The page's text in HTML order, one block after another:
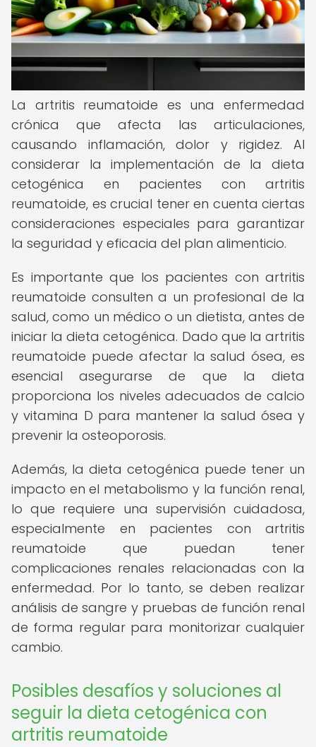
La artritis reumatoide es una enfermedad
crónica que afecta las articulaciones,
causando inflamación, dolor y rigidez. Al
considerar la implementación de la dieta
cetogénica en pacientes con artritis
reumatoide, es crucial tener en cuenta ciertas
consideraciones especiales para garantizar
la seguridad y eficacia del plan alimenticio.
Es importante que los pacientes con artritis
reumatoide consulten a un profesional de la
salud, como un médico o un dietista, antes de
iniciar la dieta cetogénica. Dado que la artritis
reumatoide puede afectar la salud ósea, es
esencial asegurarse de que la dieta
proporciona los niveles adecuados de calcio
y vitamina D para mantener la salud ósea y
prevenir la osteoporosis.
Además, la dieta cetogénica puede tener un
impacto en el metabolismo y la función renal,
lo que requiere una supervisión cuidadosa,
especialmente en pacientes con artritis
reumatoide que puedan tener
complicaciones renales relacionadas con la
enfermedad. Por lo tanto, se deben realizar
análisis de sangre y pruebas de función renal
de forma regular para monitorizar cualquier
cambio.
Posibles desafíos y soluciones al
seguir la dieta cetogénica con
artritis reumatoide